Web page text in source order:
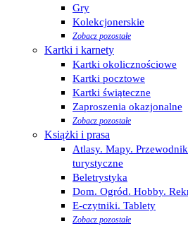
Gry
Kolekcjonerskie
Zobacz pozostałe
Kartki i karnety
Kartki okolicznościowe
Kartki pocztowe
Kartki świąteczne
Zaproszenia okazjonalne
Zobacz pozostałe
Książki i prasa
Atlasy. Mapy.
turystyczne
Beletrystyka
Dom. Ogród. Hobby.
E-czytniki. Tablety
Zobacz pozostałe